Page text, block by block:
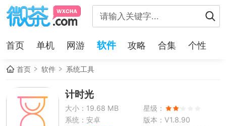
首页 单机 网游 软件 攻略 合集 个性
首页 软件 系统工具
计时光
大小：19.68 MB
星级：
系统：安卓
版本：V1.8.90